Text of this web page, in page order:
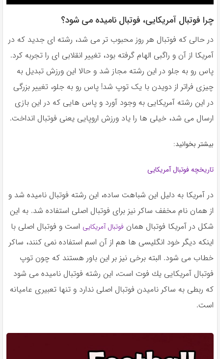
چرا فوتبال آمریکایی، فوتبال نامیده می شود؟
در حالى كه فوتبال هر روز محبوب تر مى شد، رشته اى جديد كه در
آمريكا از آن و راگبى الهام گرفته بود، تغيير انقلابى اى را تجربه كرد.
پاس رو به جلو در اين رشته مجاز شد و حالا اين ورزش تبديل به
چيزى فراتر از دويدن با يک توپ شد! پاس رو به جلو، تغيير بزرگى
در اين رشته آمريكايى به وجود آورد و پاس هايى كه در اين بازى
ارسال مى شد، خيلى ها را ياد ورزش اروپايى يعنى فوتبال انداخت.
بیشتر بخوانید:
تاریخچه فوتبال آمریکایی
در آمريكا به دليل اين شباهت ساده، اين رشته فوتبال ناميده شد و
از همان نام مخفف ساكر نيز براى فوتبال اصلى استفاده شد. به اين
شكل در آمريكا فوتبال همان فوتبال آمريكايى است و فوتبال اصلى با
اينكه ديگر خود انگليسى ها هم از آن اسم استفاده نمى كنند، ساكر
خطاب مى شود. البته برخى نيز بر اين باور هستند كه چون توپ
فوتبال آمريكايى يك فوت است، اين رشته فوتبال ناميده مى شود
كه ربطى به ساكر ناميدن فوتبال اصلى ندارد و تنها تعبيرى عاميانه
است.